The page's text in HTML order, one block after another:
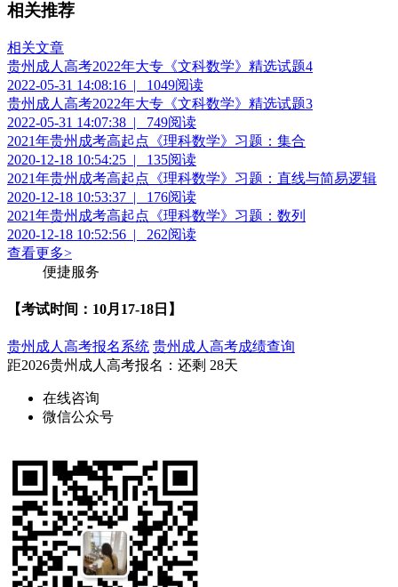
相关推荐
相关文章
贵州成人高考2022年大专《文科数学》精选试题4
2022-05-31 14:08:16 | 1049阅读
贵州成人高考2022年大专《文科数学》精选试题3
2022-05-31 14:07:38 | 749阅读
2021年贵州成考高起点《理科数学》习题：集合
2020-12-18 10:54:25 | 135阅读
2021年贵州成考高起点《理科数学》习题：直线与简易逻辑
2020-12-18 10:53:37 | 176阅读
2021年贵州成考高起点《理科数学》习题：数列
2020-12-18 10:52:56 | 262阅读
查看更多>
便捷服务
【考试时间：10月17-18日】
贵州成人高考报名系统 贵州成人高考成绩查询
距2026贵州成人高考报名 ：还剩 28天
在线咨询
微信公众号